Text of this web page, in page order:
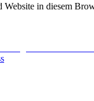
in diesem